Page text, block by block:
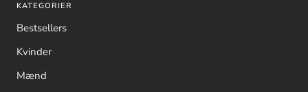
KATEGORIER
Bestsellers
Kvinder
Mænd